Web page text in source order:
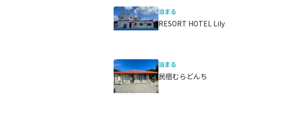
泊まる
RESORT HOTEL Lily
泊まる
民宿むらどんち